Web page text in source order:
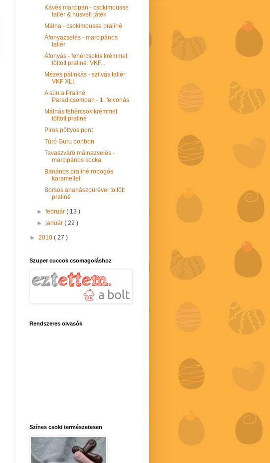
Kávés marcipán - csokimousse
tallér & húsvéti játék
Málna - csokimousse praliné
Áfonyazselés - marcipános
tallér
Áfonyás - fehércsokis krémmel
töltött praliné: VKF...
Mézes pálinkás - szilvás tallér:
VKF XLI.
A sün a Praliné
Paradicsomban - 1. felvonás
Málnás fehércsokikrémmel
töltött praliné
Piros pöttyös pont
Túró Guru bonbon
Tavaszváró málnazselés -
marcipános kocka
Banános praliné ropogós
karamellel
Borsos ananászpürével töltött
praliné
►február( 13 )
►január( 22 )
► 2010 ( 27 )
Szuper cuccok csomagoláshoz
Rendszeres olvasók
Színes csoki természetesen